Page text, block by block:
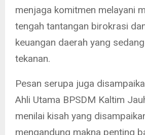
menjaga komitmen melayani
tengah tantangan birokrasi
keuangan daerah yang
tekanan.
Pesan serupa juga
Ahli Utama BPSDM Kaltim
menilai kisah yang
mengandung makna penting